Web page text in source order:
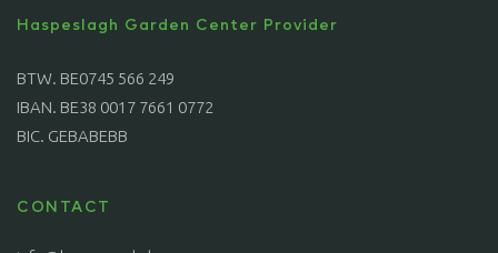
Haspeslagh Garden Center Provider
BTW. BE0745 566 249
IBAN. BE38 0017 7661 0772
BIC. GEBABEBB
CONTACT